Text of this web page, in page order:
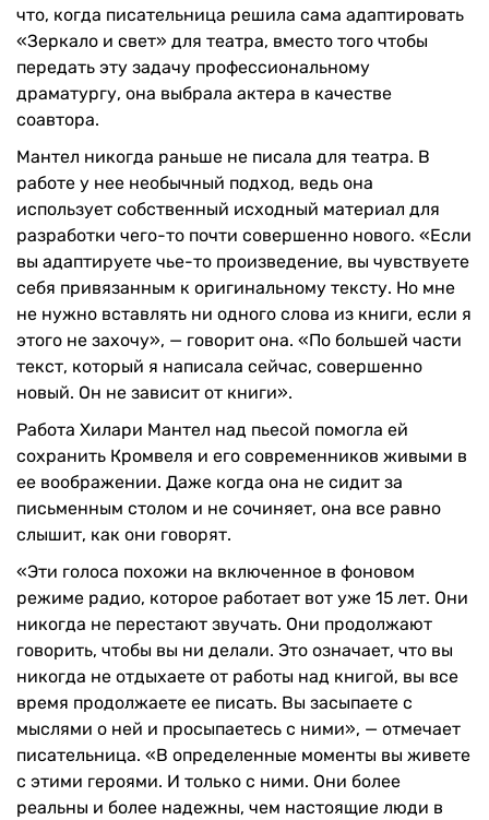
что, когда писательница решила сама адаптировать
«Зеркало и свет» для театра, вместо того чтобы
передать эту задачу профессиональному
драматургу, она выбрала актера в качестве
соавтора.
Мантел никогда раньше не писала для театра. В
работе у нее необычный подход, ведь она
использует собственный исходный материал для
разработки чего-то почти совершенно нового. «Если
вы адаптируете чье-то произведение, вы чувствуете
себя привязанным к оригинальному тексту. Но мне
не нужно вставлять ни одного слова из книги, если я
этого не захочу», — говорит она. «По большей части
текст, который я написала сейчас, совершенно
новый. Он не зависит от книги».
Работа Хилари Мантел над пьесой помогла ей
сохранить Кромвеля и его современников живыми в
ее воображении. Даже когда она не сидит за
письменным столом и не сочиняет, она все равно
слышит, как они говорят.
«Эти голоса похожи на включенное в фоновом
режиме радио, которое работает вот уже 15 лет. Они
никогда не перестают звучать. Они продолжают
говорить, чтобы вы ни делали. Это означает, что вы
никогда не отдыхаете от работы над книгой, вы все
время продолжаете ее писать. Вы засыпаете с
мыслями о ней и просыпаетесь с ними», — отмечает
писательница. «В определенные моменты вы живете
с этими героями. И только с ними. Они более
реальны и более надежны, чем настоящие люди в